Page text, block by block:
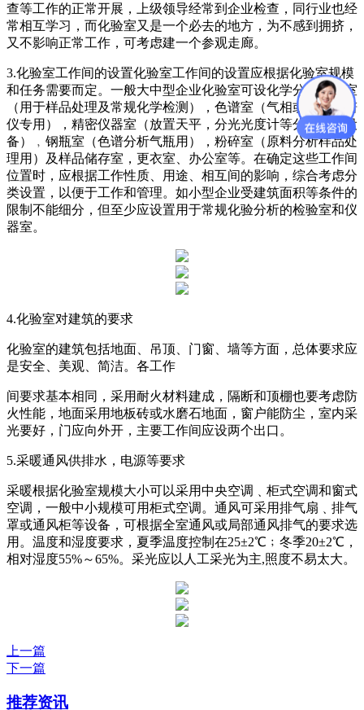
查等工作的正常开展，上级领导经常到企业检查，同行业也经
常相互学习，而化验室又是一个必去的地方，为不感到拥挤，
又不影响正常工作，可考虑建一个参观走廊。
3.化验室工作间的设置化验室工作间的设置应根据化验室规模
和任务需要而定。一般大中型企业化验室可设化学分析检验室
（用于样品处理及常规化学检测），色谱室（气相或液相色谱
仪专用），精密仪器室（放置天平，分光光度计等分析仪器设
备）﹐钢瓶室（色谱分析气瓶用），粉碎室（原料分析样品处
理用）及样品储存室，更衣室、办公室等。在确定这些工作间
位置时，应根据工作性质、用途、相互间的影响，综合考虑分
类设置，以便于工作和管理。如小型企业受建筑面积等条件的
限制不能细分，但至少应设置用于常规化验分析的检验室和仪
器室。
4.化验室对建筑的要求
化验室的建筑包括地面、吊顶、门窗、墙等方面，总体要求应
是安全、美观、简洁。各工作
间要求基本相同，采用耐火材料建成，隔断和顶棚也要考虑防
火性能，地面采用地板砖或水磨石地面，窗户能防尘，室内采
光要好，门应向外开，主要工作间应设两个出口。
5.采暖通风供排水，电源等要求
采暖根据化验室规模大小可以采用中央空调﹑柜式空调和窗式
空调，一般中小规模可用柜式空调。通风可采用排气扇﹑排气
罩或通风柜等设备，可根据全室通风或局部通风排气的要求选
用。温度和湿度要求，夏季温度控制在25±2℃﹔冬季20±2℃，
相对湿度55%～65%。采光应以人工采光为主,照度不易太大。
上一篇
下一篇
推荐资讯